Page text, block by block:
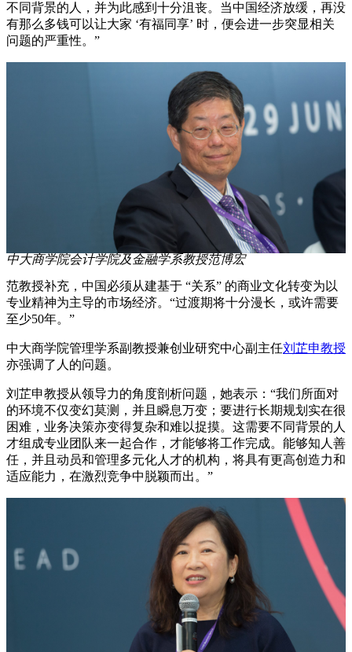
不同背景的人，并为此感到十分沮丧。当中国经济放缓，再没
有那么多钱可以让大家 ‘有福同享’ 时，便会进一步突显相关
问题的严重性。”
中大商学院会计学院及金融学系教授范博宏
范教授补充，中国必须从建基于 “关系” 的商业文化转变为以
专业精神为主导的市场经济。“过渡期将十分漫长，或许需要
至少50年。”
中大商学院管理学系副教授兼创业研究中心副主任刘芷申教授
亦强调了人的问题。
刘芷申教授从领导力的角度剖析问题，她表示：“我们所面对
的环境不仅变幻莫测，并且瞬息万变；要进行长期规划实在很
困难，业务决策亦变得复杂和难以捉摸。这需要不同背景的人
才组成专业团队来一起合作，才能够将工作完成。能够知人善
任，并且动员和管理多元化人才的机构，将具有更高创造力和
适应能力，在激烈竞争中脱颖而出。”